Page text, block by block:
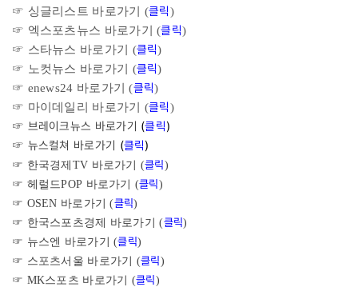
☞ 싱글리스트 바로가기 (클릭)
☞ 엑스포츠뉴스 바로가기 (클릭)
☞ 스타뉴스 바로가기 (클릭)
☞ 노컷뉴스 바로가기 (클릭)
☞ enews24 바로가기 (클릭)
☞ 마이데일리 바로가기 (클릭)
☞ 브레이크뉴스 바로가기 (클릭)
☞ 뉴스컬쳐 바로가기 (클릭)
☞ 한국경제TV 바로가기 (클릭)
☞ 헤럴드POP 바로가기 (클릭)
☞ OSEN 바로가기 (클릭)
☞ 한국스포츠경제 바로가기 (클릭)
☞ 뉴스엔 바로가기 (클릭)
☞ 스포츠서울 바로가기 (클릭)
☞ MK스포츠 바로가기 (클릭)